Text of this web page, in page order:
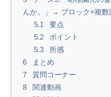
んか。」→ ブロック×複数
5.1
要点
5.2
ポイント
5.3
所感
6
まとめ
7
質問コーナー
8
関連動画